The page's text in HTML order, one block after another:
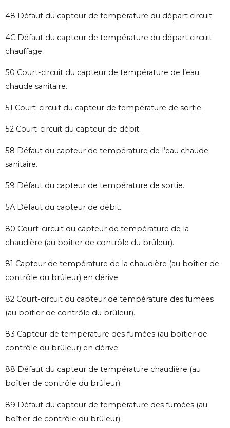
48 Défaut du capteur de température du départ circuit.
4C Défaut du capteur de température du départ circuit
chauffage.
50 Court-circuit du capteur de température de l’eau
chaude sanitaire.
51 Court-circuit du capteur de température de sortie.
52 Court-circuit du capteur de débit.
58 Défaut du capteur de température de l’eau chaude
sanitaire.
59 Défaut du capteur de température de sortie.
5A Défaut du capteur de débit.
80 Court-circuit du capteur de température de la
chaudière (au boîtier de contrôle du brûleur).
81 Capteur de température de la chaudière (au boîtier de
contrôle du brûleur) en dérive.
82 Court-circuit du capteur de température des fumées
(au boîtier de contrôle du brûleur).
83 Capteur de température des fumées (au boîtier de
contrôle du brûleur) en dérive.
88 Défaut du capteur de température chaudière (au
boîtier de contrôle du brûleur).
89 Défaut du capteur de température des fumées (au
boîtier de contrôle du brûleur).